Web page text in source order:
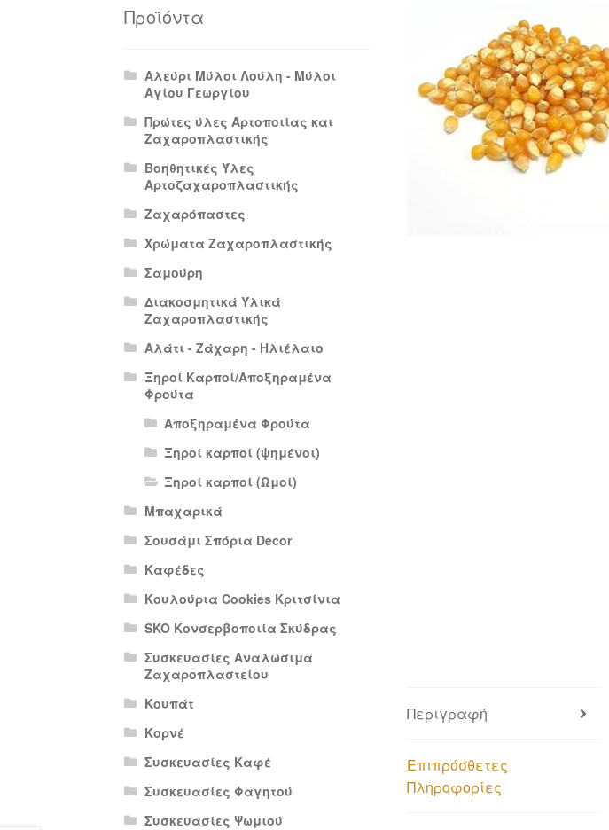
Πολιτική Απορρήτου
Περιγραφή
Επιπρόσθετες
Πληροφορίες
Προϊόντα
Αλεύρι Μύλοι Λούλη - Μύλοι
Αγίου Γεωργίου
Πρώτες ύλες Αρτοποιίας και
Ζαχαροπλαστικής
Βοηθητικές Ύλες
Αρτοζαχαροπλαστικής
Ζαχαρόπαστες
Χρώματα Ζαχαροπλαστικής
Σαμούρη
Διακοσμητικά Υλικά
Ζαχαροπλαστικής
Αλάτι - Ζάχαρη - Ηλιέλαιο
Ξηροί Καρποί/Αποξηραμένα
Φρούτα
Αποξηραμένα Φρούτα
Ξηροί καρποί (ψημένοι)
Ξηροί καρποί (Ωμοί)
Μπαχαρικά
Σουσάμι Σπόρια Decor
Καφέδες
Κουλούρια Cookies Κριτσίνια
SKO Κονσερβοποιία Σκύδρας
Συσκευασίες Αναλώσιμα
Ζαχαροπλαστείου
Κουπάτ
Κορνέ
Συσκευασίες Καφέ
Συσκευασίες Φαγητού
Συσκευασίες Ψωμιού